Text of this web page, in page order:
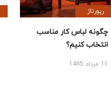
رپورتاژ
چگونه لباس کار مناسب
انتخاب کنیم؟
11 مرداد 1405